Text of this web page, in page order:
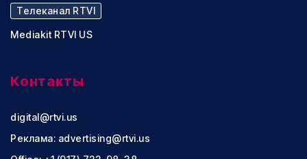
Телеканал RTVI
Mediakit RTVI US
Контакты
digital@rtvi.us
Реклама: advertising@rtvi.us